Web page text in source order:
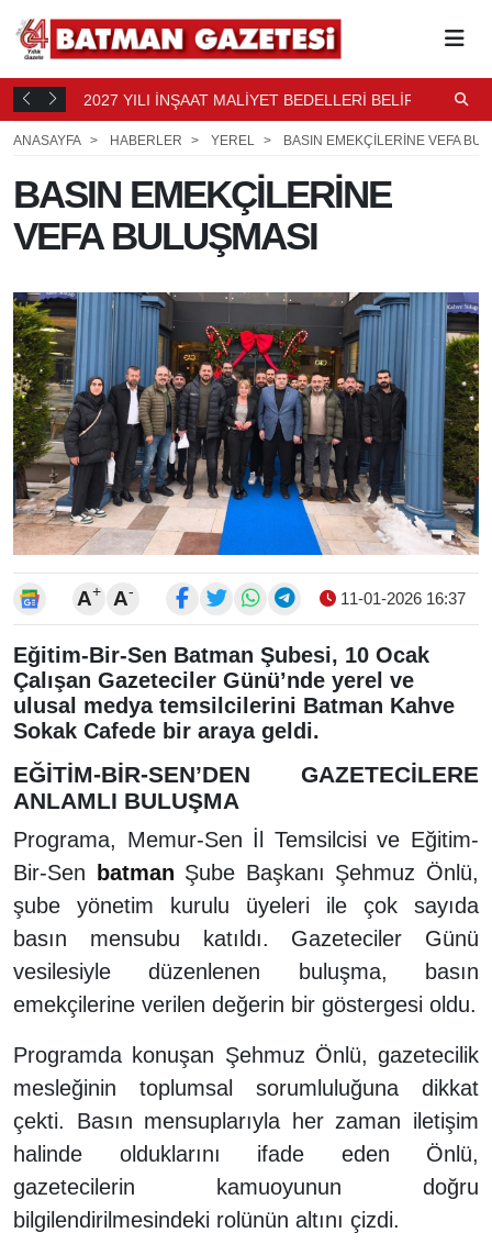
9 SAAT 2027 YILI İNŞAAT MALİYET BEDELLERİ BELİRLENDİ
ANASAYFA HABERLER YEREL BASIN EMEKÇİLERİNE VEFA
BASIN EMEKÇİLERİNE
VEFA BULUŞMASI
A+ A- 11-01-2026 16:37
Eğitim-Bir-Sen Batman Şubesi, 10 Ocak
Çalışan Gazeteciler Günü’nde yerel ve
ulusal medya temsilcilerini Batman Kahve
Sokak Cafede bir araya geldi.
EĞİTİM-BİR-SEN’DEN GAZETECİLERE
ANLAMLI BULUŞMA
Programa, Memur-Sen İl Temsilcisi ve Eğitim-
Bir-Sen
batman Şube Başkanı Şehmuz Önlü,
şube yönetim kurulu üyeleri ile çok sayıda
basın mensubu katıldı. Gazeteciler Günü
vesilesiyle düzenlenen buluşma, basın
emekçilerine verilen değerin bir göstergesi oldu.
Programda konuşan Şehmuz Önlü, gazetecilik
mesleğinin toplumsal sorumluluğuna dikkat
çekti. Basın mensuplarıyla her zaman iletişim
halinde olduklarını ifade eden Önlü,
gazetecilerin kamuoyunun doğru
bilgilendirilmesindeki rolünün altını çizdi.